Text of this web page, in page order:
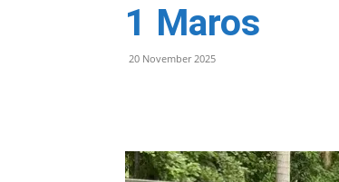
1 Maros
20 November 2025